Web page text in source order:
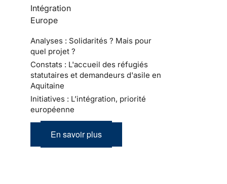
Intégration
Europe
Analyses : Solidarités ? Mais pour
quel projet ?
Constats : L'accueil des réfugiés
statutaires et demandeurs d'asile en
Aquitaine
Initiatives : L’intégration, priorité
européenne
En savoir plus